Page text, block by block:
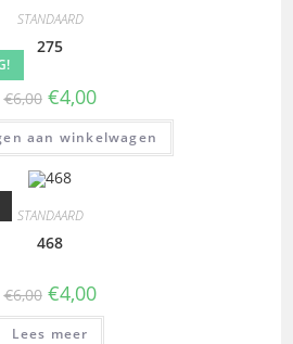
STANDAARD
275
€6,00 €4,00
aan winkelwagen
STANDAARD
468
€6,00 €4,00
Lees meer